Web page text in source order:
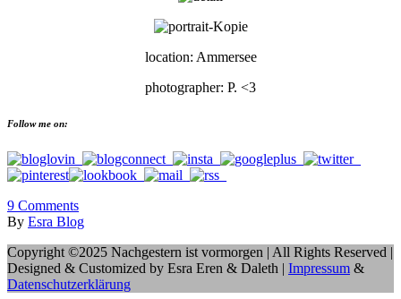
location: Ammersee
photographer: P. <3
Follow me on:
9 Comments
By Esra Blog
Copyright ©2025 Nachgestern ist vormorgen | All Rights Reserved |
Designed & Customized by Esra Eren & Daleth | Impressum &
Datenschutzerklärung